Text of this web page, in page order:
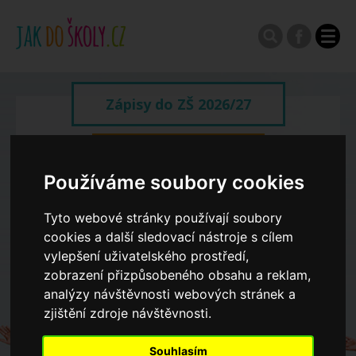
Používáme soubory cookies
Tyto webové stránky používají soubory
cookies a další sledovací nástroje s cílem
vylepšení uživatelského prostředí,
zobrazení přizpůsobeného obsahu a reklam,
analýzy návštěvnosti webových stránek a
zjištění zdroje návštěvnosti.
Souhlasím
Zápisy do ZŠ 2026/27
Spádové oblasti ZŠ
Koncepce školství
Dny otevřených dveří ZŠ